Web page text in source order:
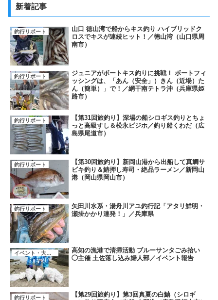
新着記事
釣行リポート
山口 徳山湾で船からキス釣り ハイブリッドク
ロスでキスが連続ヒット！／徳山湾（山口県周
南市）
釣行リポート
ジュニアがボートキス釣りに挑戦！ ボートフィ
ッシングは、「あん（安全」）きん（近場）た
ん（簡単）」で！／網干南テトラ沖（兵庫県姫
路市）
釣行リポート
【第31回旅釣り】深場の船シロギス釣りとちょ
っと高級すし＆松永ビジホ／釣り船くわだ（広
島県尾道市）
釣行リポート
【第30回旅釣り】新岡山港から出船して真鯛サ
ビキ釣り＆鰆押し寿司・絶品ラーメン／新岡山
港（岡山県岡山市）
釣行リポート
矢田川水系・湯舟川アユ釣行記「アタリ鮮明・
瀬掛かかり連発！」／兵庫県
イベント・大会・キャンペーン
高知の漁港で清掃活動 ブルーサンタごみ拾い
◯主催 土佐落し込み婦人部／イベント報告
釣行リポート
【第29回旅釣り】第3回真夏の白鱚（シロギ